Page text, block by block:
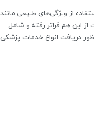
از ویژگی‌های طبیعی مانند
این هم فراتر رفته و شامل
دریافت انواع خدمات